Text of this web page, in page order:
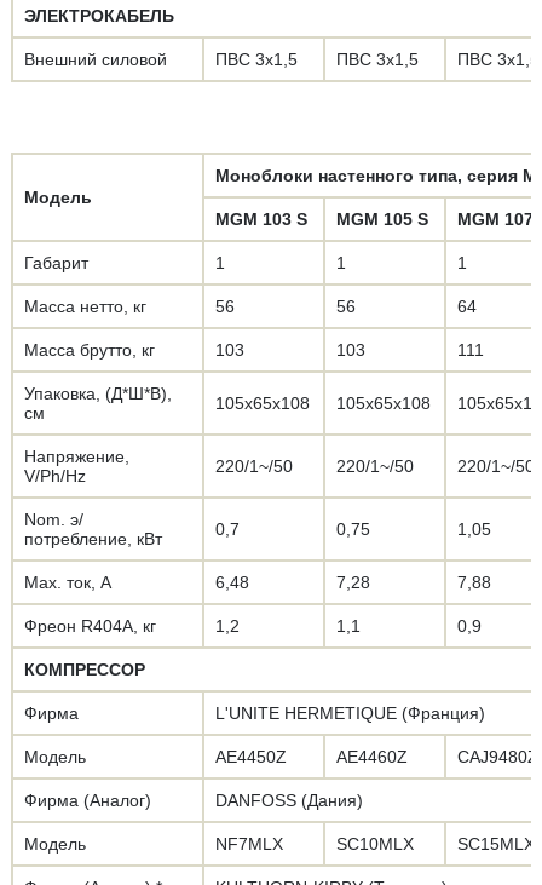
ЭЛЕКТРОКАБЕЛЬ
Внешний силовой ПВС 3х1,5 ПВС 3х1,5 ПВС 3х1,5
Модель
Моноблоки настенного типа, серия
MGM 103 S MGM 105 S MGM 107
Габарит 1 1 1
Масса нетто, кг 56 56 64
Масса брутто, кг 103 103 111
Упаковка, (Д*Ш*В),
см
105х65х108 105х65х108
Напряжение,
V/Ph/Hz
220/1~/50 220/1~/50 220/1~/50
Nom. э/
потребление, кВт
0,7 0,75 1,05
Max. ток, А 6,48 7,28 7,88
Фреон R404А, кг 1,2 1,1 0,9
КОМПРЕССОР
Фирма L'UNITE HERMETIQUE (Франция)
Модель AE4450Z AE4460Z CAJ9480Z
Фирма (Аналог) DANFOSS (Дания)
Модель NF7MLX SC10MLX SC15MLX